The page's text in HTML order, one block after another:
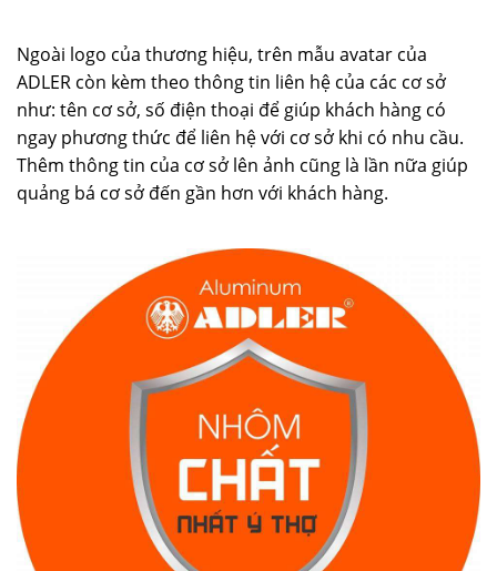
Ngoài logo của thương hiệu, trên mẫu avatar của
ADLER còn kèm theo thông tin liên hệ của các cơ sở
như: tên cơ sở, số điện thoại để giúp khách hàng có
ngay phương thức để liên hệ với cơ sở khi có nhu cầu.
Thêm thông tin của cơ sở lên ảnh cũng là lần nữa giúp
quảng bá cơ sở đến gần hơn với khách hàng.